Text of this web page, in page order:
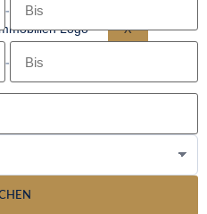
X
-
-